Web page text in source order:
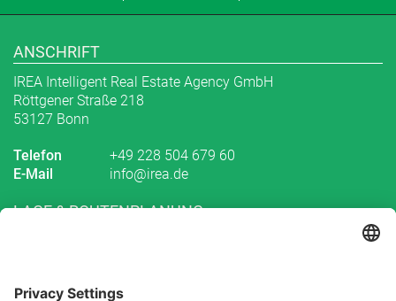
ANSCHRIFT
IREA Intelligent Real Estate Agency GmbH
Röttgener Straße 218
53127 Bonn
Telefon
+49 228 504 679 60
E-Mail
info@irea.de
LAGE & ROUTENPLANUNG
Abonnieren Sie unseren